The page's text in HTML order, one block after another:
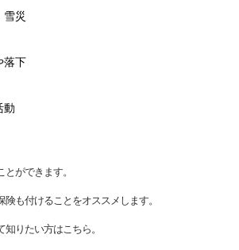
雪災
落下
動
ができます。
も付けることをオススメします。
りたい方はこちら。